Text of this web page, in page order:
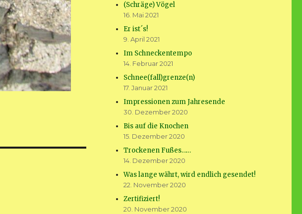
(Schräge) Vögel
16. Mai 2021
Er ist´s!
9. April 2021
Im Schneckentempo
14. Februar 2021
Schnee(fall)grenze(n)
17. Januar 2021
Impressionen zum Jahresende
30. Dezember 2020
Bis auf die Knochen
15. Dezember 2020
Trockenen Fußes……
14. Dezember 2020
Was lange währt, wird endlich gesendet!
22. November 2020
Zertifiziert!
20. November 2020